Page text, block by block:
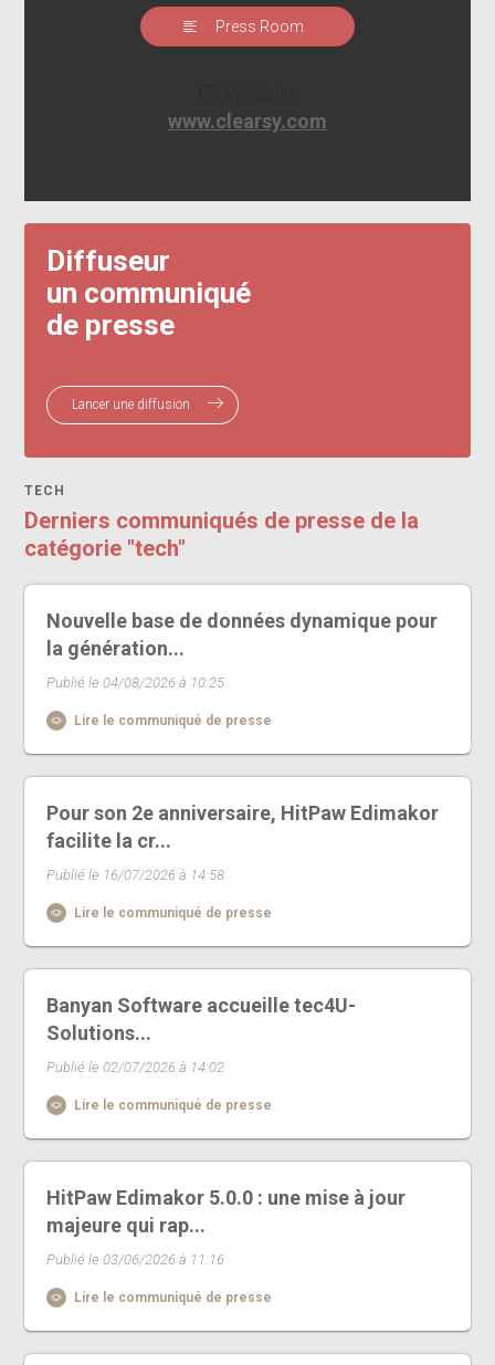
Press Room
www.clearsy.com
Diffuseur
un communiqué
de presse
Lancer une diffusion
TECH
Derniers communiqués de presse de la
catégorie "tech"
Nouvelle base de données dynamique pour
la génération...
Publié le 04/08/2026 à 10:25
Lire le communiqué de presse
Pour son 2e anniversaire, HitPaw Edimakor
facilite la cr...
Publié le 16/07/2026 à 14:58
Lire le communiqué de presse
Banyan Software accueille tec4U-
Solutions...
Publié le 02/07/2026 à 14:02
Lire le communiqué de presse
HitPaw Edimakor 5.0.0 : une mise à jour
majeure qui rap...
Publié le 03/06/2026 à 11:16
Lire le communiqué de presse